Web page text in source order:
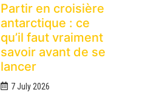
Partir en croisière
antarctique : ce
qu’il faut vraiment
savoir avant de se
lancer
7 July 2026